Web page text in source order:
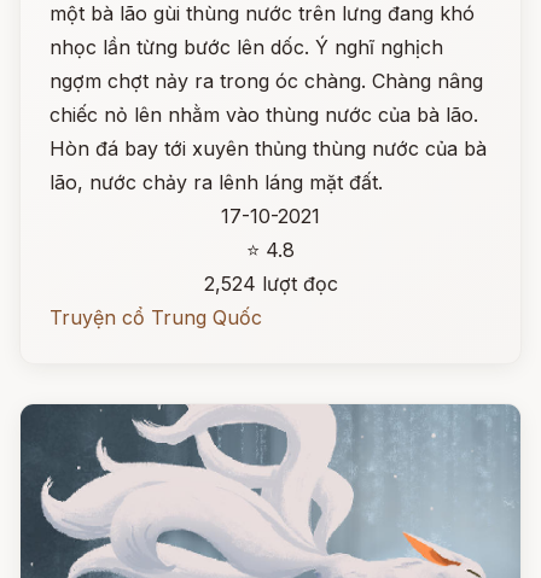
một bà lão gùi thùng nước trên lưng đang khó
nhọc lần từng bước lên dốc. Ý nghĩ nghịch
ngợm chợt nảy ra trong óc chàng. Chàng nâng
chiếc nỏ lên nhằm vào thùng nước của bà lão.
Hòn đá bay tới xuyên thủng thùng nước của bà
lão, nước chảy ra lênh láng mặt đất.
17-10-2021
⭐ 4.8
2,524 lượt đọc
Truyện cổ Trung Quốc